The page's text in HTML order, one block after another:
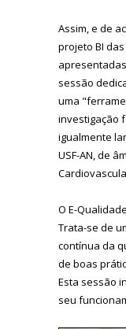
Assim, e de
projeto BI
sessão
uma
investigação
igualmente
USF-AN, de
O E-
Trata-se de
contínua da
de boas
Esta sessão
seu